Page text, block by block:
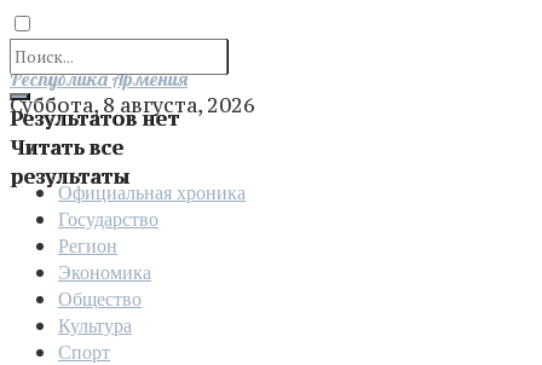
Результатов нет
Читать все
результаты
Отправить
Республика Армения
Суббота, 8 августа, 2026
Официальная хроника
Государство
Регион
Экономика
Общество
Культура
Спорт